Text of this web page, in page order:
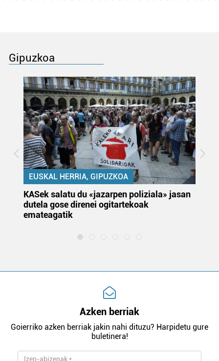
Gipuzkoa
EUSKAL HERRIA, GIPUZKOA
KASek salatu du «jazarpen poliziala» jasan
dutela gose direnei ogitartekoak
emateagatik
Azken berriak
Goierriko azken berriak jakin nahi dituzu? Harpidetu gure
buletinera!